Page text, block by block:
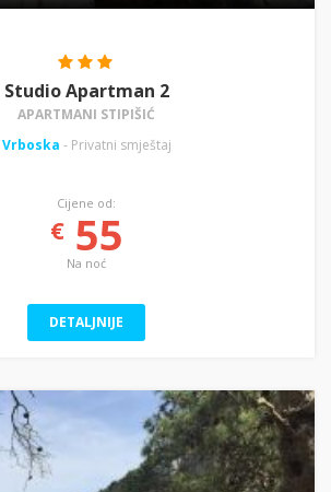
Studio Apartman 2
APARTMANI STIPIŠIĆ
Vrboska - Privatni smještaj
Cijene od:
€55
Na noć
DETALJNIJE